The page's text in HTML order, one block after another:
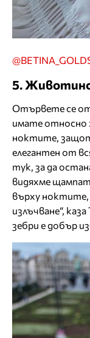
5.
Отървете се от
имате относно
ноктите,
елегантен от
тук, за да
видяхме
върху ноктите,
излъчване“,
зебри е добър